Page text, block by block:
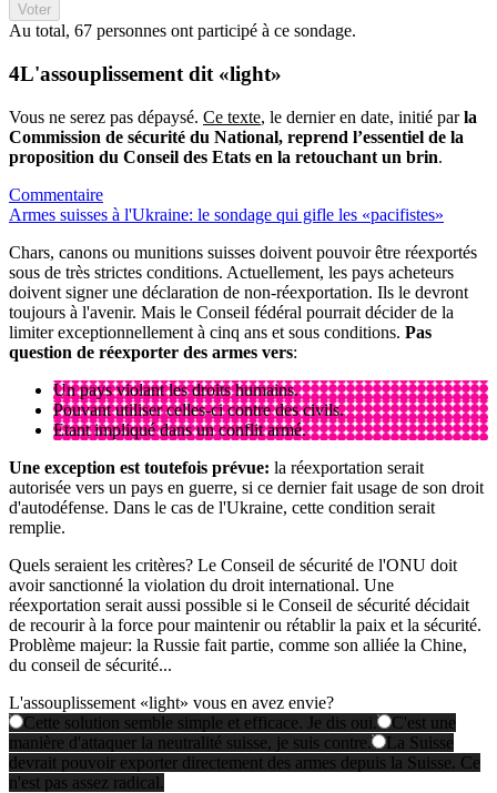
Voter
Au total, 67 personnes ont participé à ce sondage.
L'assouplissement dit «light»
Vous ne serez pas dépaysé. Ce texte, le dernier en date, initié parla
Commission de sécurité du National, reprend l’essentiel de la
proposition du Conseil des Etats en la retouchant un brin.
Commentaire
Armes suisses à l'Ukraine: le sondage qui gifle les «pacifistes»
Chars, canons ou munitions suisses doivent pouvoir être réexportés
sous de très strictes conditions. Actuellement, les pays acheteurs
doivent signer une déclaration de non-réexportation. Ils le devront
toujours à l'avenir. Mais le Conseil fédéral pourrait décider de la
limiter exceptionnellement à cinq ans et sous conditions. Pas
question de réexporter des armes vers:
Un pays violant les droits humains.
Pouvant utiliser celles-ci contre des civils.
Etant impliqué dans un conflit armé.
Une exception est toutefois prévue: la réexportation serait
autorisée vers un pays en guerre, si ce dernier fait usage de son droit
d'autodéfense. Dans le cas de l'Ukraine, cette condition serait
remplie.
Quels seraient les critères? Le Conseil de sécurité de l'ONU doit
avoir sanctionné la violation du droit international. Une
réexportation serait aussi possible si le Conseil de sécurité décidait
de recourir à la force pour maintenir ou rétablir la paix et la sécurité.
Problème majeur: la Russie fait partie, comme son alliée la Chine,
du conseil de sécurité...
L'assouplissement «light» vous en avez envie?
Cette solution semble simple et efficace. Je dis oui.
C'est une
manière d'attaquer la neutralité suisse, je suis contre.
La Suisse
devrait pouvoir exporter directement des armes depuis la Suisse. Ce
n'est pas assez radical.